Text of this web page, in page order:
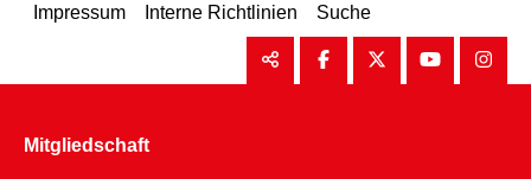
Impressum Interne Richtlinien Suche
Mitgliedschaft